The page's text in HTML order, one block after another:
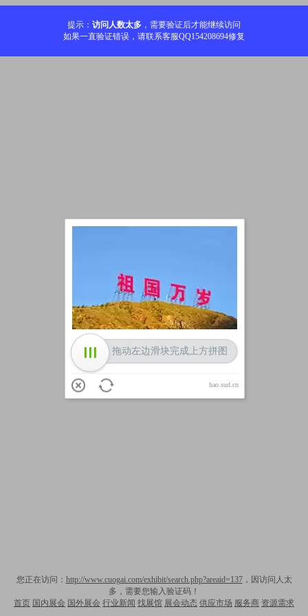
提示： 访问人数太多 ，需要验证后才能继续访问
如果一直验证错误，请联系客服QQ154208694修复
您正在访问： http://www.cuogai.com/exhibit/search.php?areaid=137，因访问人太
多，需要您输入验证码！
首页 国内展会 国外展会 行业新闻 找展馆 展会动态 供应市场 服务商 资源需求
拖动左边滑块完成上方拼图
hao.sud.cn